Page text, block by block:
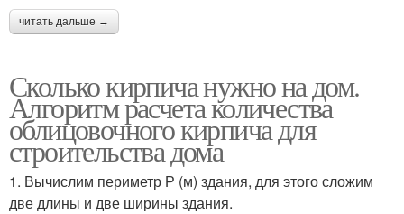
читать дальше →
Сколько кирпича нужно на дом.
Алгоритм расчета количества
облицовочного кирпича для
строительства дома
1. Вычислим периметр Р (м) здания, для этого сложим
две длины и две ширины здания.